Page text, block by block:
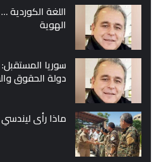
اللغة
الهوية
سوريا المستقبل:
دولة الحقوق
ماذا رأى